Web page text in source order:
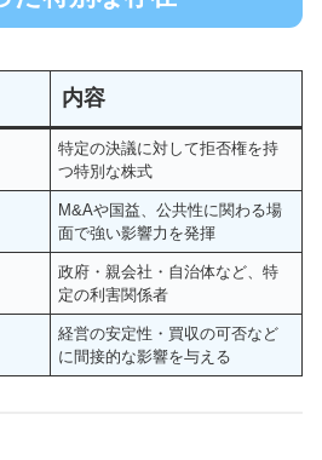
内容
特定の決議に対して拒否権を持
つ特別な株式
M&Aや国益、公共性に関わる場
面で強い影響力を発揮
政府・親会社・自治体など、特
定の利害関係者
経営の安定性・買収の可否など
に間接的な影響を与える